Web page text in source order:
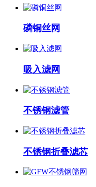
磷铜丝网
吸入滤网
不锈钢滤管
不锈钢折叠滤芯